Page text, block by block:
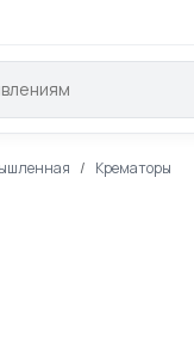
Крематоры